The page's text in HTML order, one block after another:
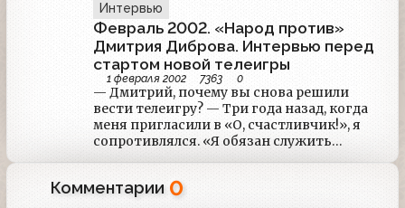
Интервью
Февраль 2002. «Народ против»
Дмитрия Диброва. Интервью перед
стартом новой телеигры
1 февраля 2002 7363 0
— Дмитрий, почему вы снова решили
вести телеигру? — Три года назад, когда
меня пригласили в «О, счастливчик!», я
сопротивлялся. «Я обязан служить
интеллектуалам по ночам!» — думал я.
А потом, полгода спустя от начала игры,
Комментарии 0